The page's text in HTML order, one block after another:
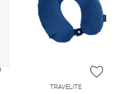
ZUR WUNSCHLISTE HINZUFÜGEN
ZUR
TRAVELITE